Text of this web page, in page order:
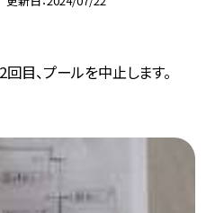
目、プールを中止します。